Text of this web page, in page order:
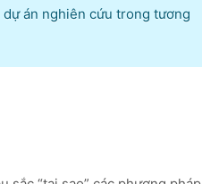
án nghiên cứu trong tương